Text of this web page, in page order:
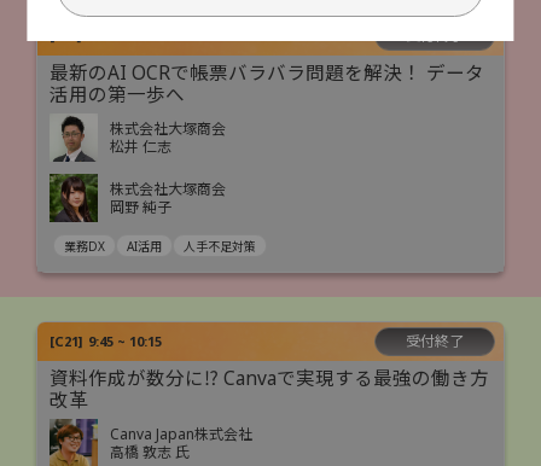
最新のAI OCRで帳票バラバラ問題を解決！ データ
活用の第一歩へ
株式会社大塚商会
松井 仁志
株式会社大塚商会
岡野 純子
業務DX AI活用 人手不足対策
[C21] 9:45 ~ 10:15 受付終了
資料作成が数分に⁉ Canvaで実現する最強の働き方
改革
Canva Japan株式会社
高橋 敦志 氏